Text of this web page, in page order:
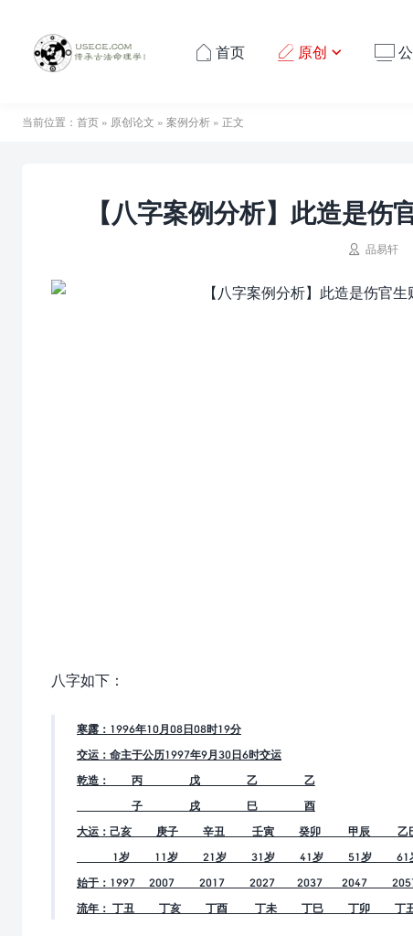
 首页  原创 
当前位置： 首页 » 原创论文 » 案例分析 » 正文
【八字案例分析】此造是伤
 品易轩
八字如下：
寒露：1996年10月08日08时19分
交运：命主于公历1997年9月30日6时交运
乾造： 丙 戊 乙 乙
子 戌 巳 酉
大运：己亥 庚子 辛丑 壬寅 癸卯 甲辰 乙
1岁 11岁 21岁 31岁 41岁 51岁 61
始于：1997 2007 2017 2027 2037 2047
流年： 丁丑 丁亥 丁酉 丁未 丁巳 丁卯 丁